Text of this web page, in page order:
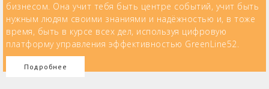
бизнесом. Она учит тебя быть центре событий, учит быть
нужным людям своими знаниями и надёжностью и, в тоже
время, быть в курсе всех дел, используя цифровую
платформу управления эффективностью GreenLine52.
Подробнее